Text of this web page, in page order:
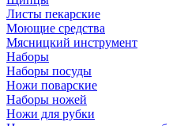
Листы пекарские
Моющие средства
Мясницкий инструмент
Наборы
Наборы посуды
Ножи поварские
Наборы ножей
Ножи для рубки